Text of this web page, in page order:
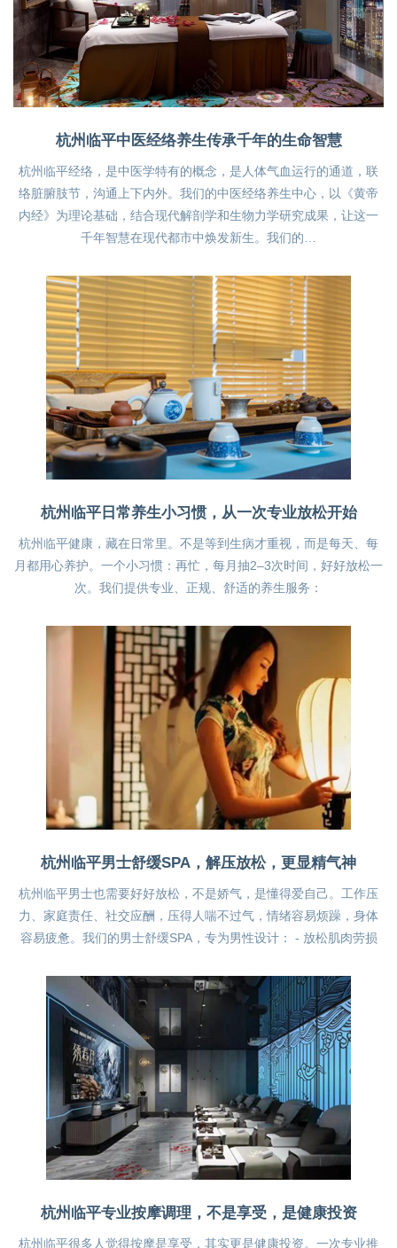
杭州临平中医经络养生传承千年的生命智慧
杭州临平经络，是中医学特有的概念，是人体气血运行的通道，联
络脏腑肢节，沟通上下内外。我们的中医经络养生中心，以《黄帝
内经》为理论基础，结合现代解剖学和生物力学研究成果，让这一
千年智慧在现代都市中焕发新生。我们的…
杭州临平日常养生小习惯，从一次专业放松开始
杭州临平健康，藏在日常里。不是等到生病才重视，而是每天、每
月都用心养护。一个小习惯：再忙，每月抽2–3次时间，好好放松一
次。我们提供专业、正规、舒适的养生服务：
杭州临平男士舒缓SPA，解压放松，更显精气神
杭州临平男士也需要好好放松，不是娇气，是懂得爱自己。工作压
力、家庭责任、社交应酬，压得人喘不过气，情绪容易烦躁，身体
容易疲惫。我们的男士舒缓SPA，专为男性设计： - 放松肌肉劳损
杭州临平专业按摩调理，不是享受，是健康投资
杭州临平很多人觉得按摩是享受，其实更是健康投资。一次专业推